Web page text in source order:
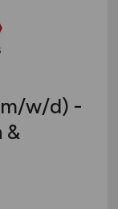
w/d) -
&